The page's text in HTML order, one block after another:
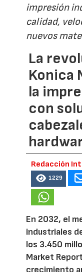
impresión
calidad,
nuevos
La
Konica
la
con
Redacción
1229
En 2032, el
industriales
los 3.450
Market